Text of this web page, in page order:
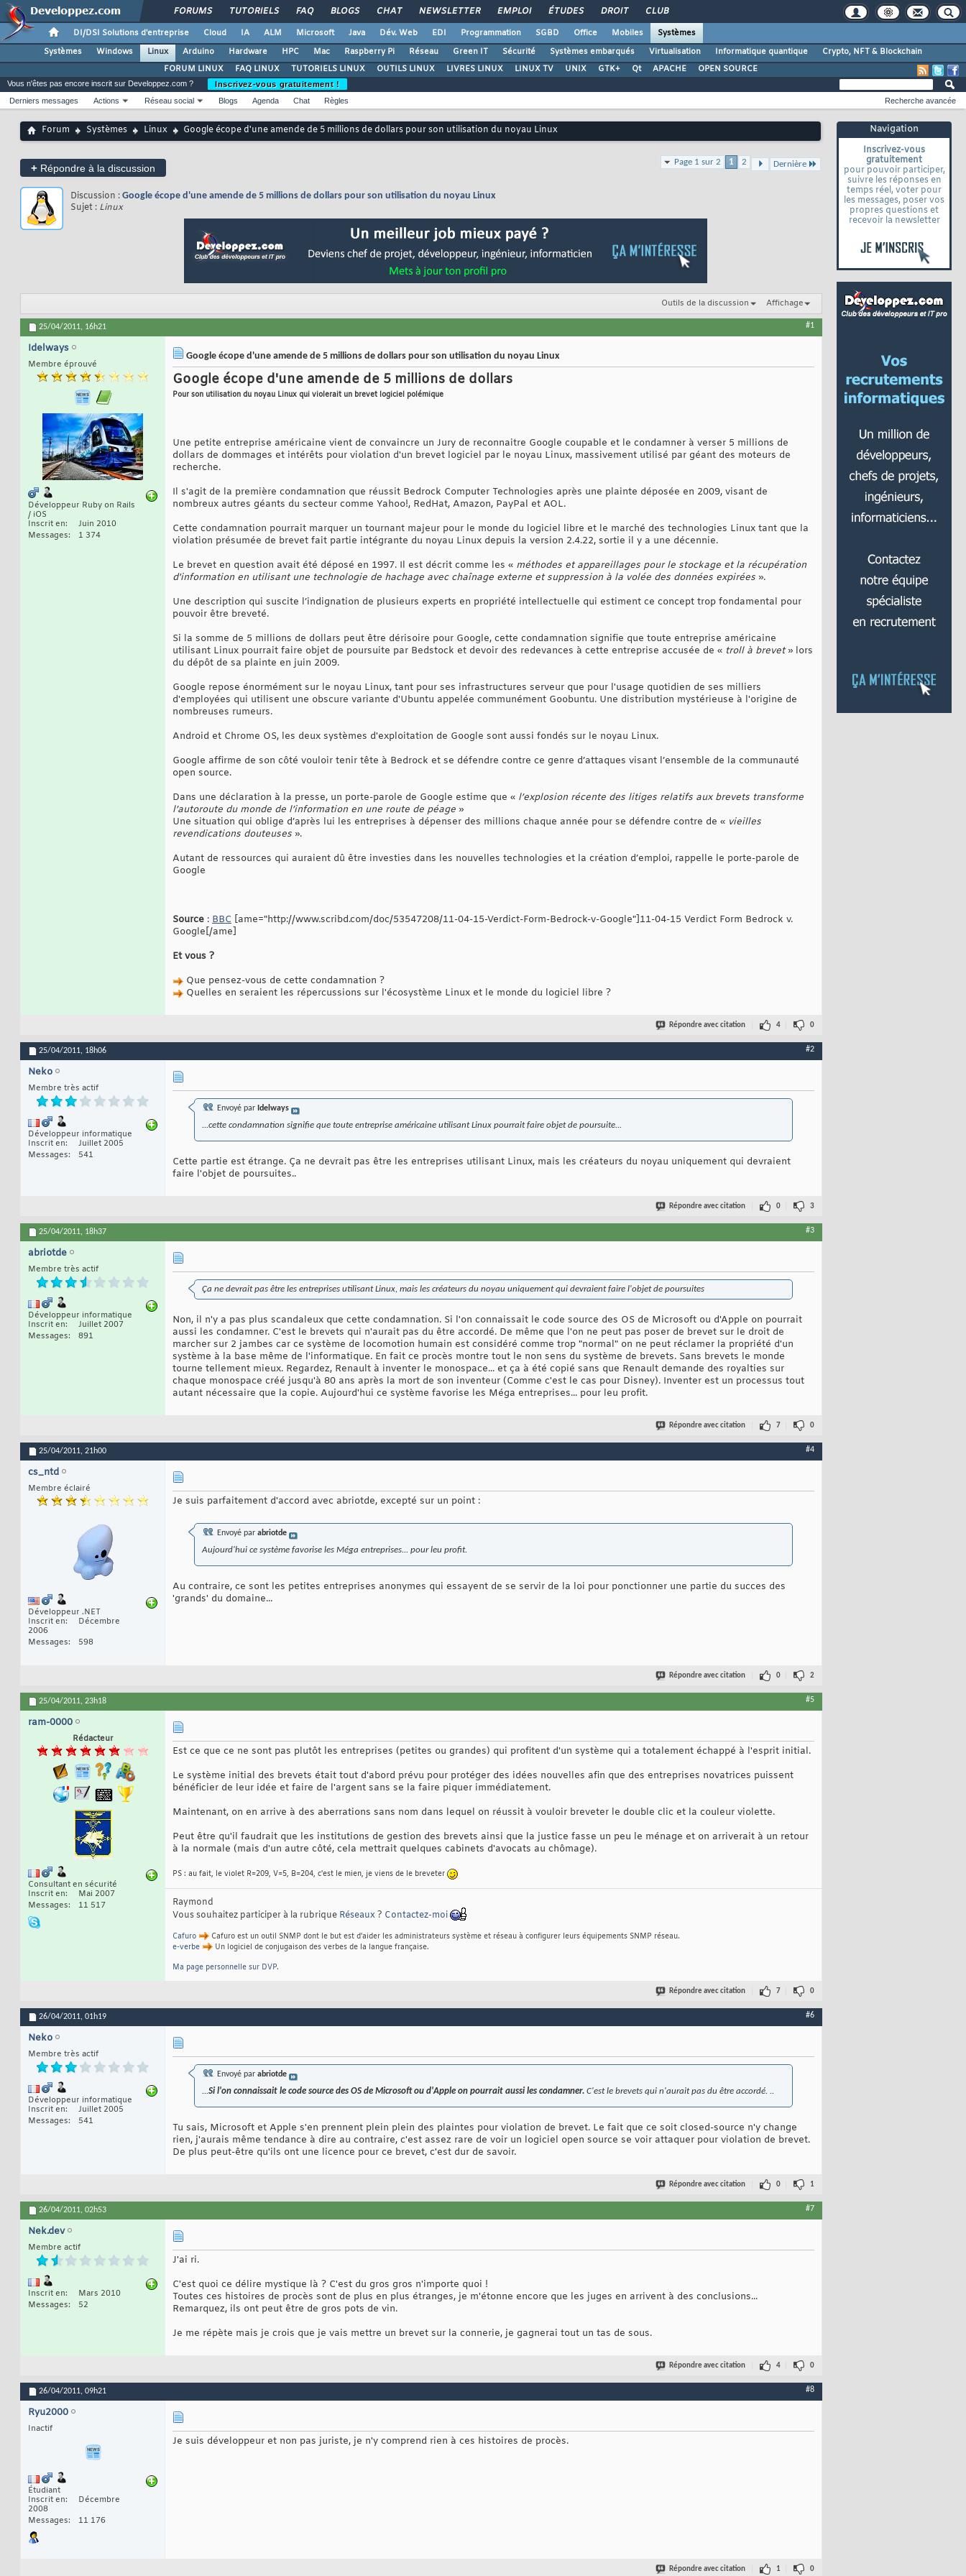
FORUMS TUTORIELS FAQ BLOGS CHAT NEWSLETTER EMPLOI ÉTUDES DROIT CLUB
DI/DSI Solutions d'entreprise Cloud IA ALM Microsoft Java Dév. Web EDI Programmation SGBD Office Mobiles
Systèmes
Systèmes
Windows Linux Arduino Hardware HPC Mac Raspberry Pi Réseau Green IT Sécurité Systèmes embarqués Virtualisation Informatique quantique
Crypto, NFT & Blockchain
FORUM LINUX
FAQ LINUX TUTORIELS LINUX OUTILS LINUX LIVRES LINUX LINUX TV UNIX GTK+ Qt APACHE OPEN SOURCE
Navigation
Inscrivez-vous
gratuitement
pour pouvoir participer,
suivre les réponses en
temps réel, voter pour
les messages, poser vos
propres questions et
recevoir la newsletter
Vous n'êtes pas encore inscrit sur Developpez.com ?
Inscrivez-vous gratuitement !
Derniers messages
Actions Réseau social Blogs Agenda Chat Règles Recherche avancée
Forum Systèmes Linux Google écope d'une amende de 5 millions de dollars pour son utilisation du noyau Linux
+ Répondre à la discussion
Page 1 sur 2 1 2 Dernière
Discussion : Google écope d'une amende de 5 millions de dollars pour son utilisation du noyau Linux
Sujet : Linux
Outils de la discussion Affichage
25/04/2011, 16h21 #1
Idelways
Membre éprouvé
Développeur Ruby on Rails
/ iOS
Inscrit en
Juin 2010
Messages
1 374
Google écope d'une amende de 5 millions de dollars pour son utilisation du noyau Linux
Google écope d'une amende de 5 millions de dollars
Pour son utilisation du noyau Linux qui violerait un brevet logiciel polémique
Une petite entreprise américaine vient de convaincre un Jury de reconnaitre Google coupable et le condamner à verser 5 millions de
dollars de dommages et intérêts pour violation d'un brevet logiciel par le noyau Linux, massivement utilisé par géant des moteurs de
recherche.
Il s'agit de la première condamnation que réussit Bedrock Computer Technologies après une plainte déposée en 2009, visant de
nombreux autres géants du secteur comme Yahoo!, RedHat, Amazon, PayPal et AOL.
Cette condamnation pourrait marquer un tournant majeur pour le monde du logiciel libre et le marché des technologies Linux tant que la
violation présumée de brevet fait partie intégrante du noyau Linux depuis la version 2.4.22, sortie il y a une décennie.
Le brevet en question avait été déposé en 1997. Il est décrit comme les « méthodes et appareillages pour le stockage et la récupération
d'information en utilisant une technologie de hachage avec chaînage externe et suppression à la volée des données expirées ».
Une description qui suscite l’indignation de plusieurs experts en propriété intellectuelle qui estiment ce concept trop fondamental pour
pouvoir être breveté.
Si la somme de 5 millions de dollars peut être dérisoire pour Google, cette condamnation signifie que toute entreprise américaine
utilisant Linux pourrait faire objet de poursuite par Bedstock et devoir des redevances à cette entreprise accusée de « troll à brevet» lors
du dépôt de sa plainte en juin 2009.
Google repose énormément sur le noyau Linux, tant pour ses infrastructures serveur que pour l'usage quotidien de ses milliers
d'employées qui utilisent une obscure variante d'Ubuntu appelée communément Goobuntu. Une distribution mystérieuse à l'origine de
nombreuses rumeurs.
Android et Chrome OS, les deux systèmes d'exploitation de Google sont aussi fondés sur le noyau Linux.
Google affirme de son côté vouloir tenir tête à Bedrock et se défendre contre ce genre d’attaques visant l’ensemble de la communauté
open source.
Dans une déclaration à la presse, un porte-parole de Google estime que « l’explosion récente des litiges relatifs aux brevets transforme
l’autoroute du monde de l’information en une route de péage »
Une situation qui oblige d’après lui les entreprises à dépenser des millions chaque année pour se défendre contre de « vieilles
revendications douteuses ».
Autant de ressources qui auraient dû être investies dans les nouvelles technologies et la création d’emploi, rappelle le porte-parole de
Google
Source : BBC [ame="http://www.scribd.com/doc/53547208/11-04-15-Verdict-Form-Bedrock-v-Google"]11-04-15 Verdict Form Bedrock v.
Google[/ame]
Et vous ?
Que pensez-vous de cette condamnation ?
Quelles en seraient les répercussions sur l'écosystème Linux et le monde du logiciel libre ?
Répondre avec citation 4 0
25/04/2011, 18h06 #2
Neko
Membre très actif
Développeur informatique
Inscrit en
Juillet 2005
Messages
541
Envoyé par Idelways
...cette condamnation signifie que toute entreprise américaine utilisant Linux pourrait faire objet de poursuite...
Cette partie est étrange. Ça ne devrait pas être les entreprises utilisant Linux, mais les créateurs du noyau uniquement qui devraient
faire l'objet de poursuites..
Répondre avec citation 0 3
25/04/2011, 18h37 #3
abriotde
Membre très actif
Développeur informatique
Inscrit en
Juillet 2007
Messages
891
Ça ne devrait pas être les entreprises utilisant Linux, mais les créateurs du noyau uniquement qui devraient faire l'objet de poursuites
Non, il n'y a pas plus scandaleux que cette condamnation. Si l'on connaissait le code source des OS de Microsoft ou d'Apple on pourrait
aussi les condamner. C'est le brevets qui n'aurait pas du être accordé. De même que l'on ne peut pas poser de brevet sur le droit de
marcher sur 2 jambes car ce système de locomotion humain est considéré comme trop "normal" on ne peut réclamer la propriété d'un
système à la base même de l'informatique. En fait ce procès montre tout le non sens du système de brevets. Sans brevets le monde
tourne tellement mieux. Regardez, Renault à inventer le monospace... et ça à été copié sans que Renault demande des royalties sur
chaque monospace créé jusqu'à 80 ans après la mort de son inventeur (Comme c'est le cas pour Disney). Inventer est un processus tout
autant nécessaire que la copie. Aujourd'hui ce système favorise les Méga entreprises... pour leu profit.
Répondre avec citation 7 0
25/04/2011, 21h00 #4
cs_ntd
Membre éclairé
Développeur .NET
Inscrit en
Décembre
2006
Messages
598
Je suis parfaitement d'accord avec abriotde, excepté sur un point :
Envoyé par abriotde
Aujourd'hui ce système favorise les Méga entreprises... pour leu profit.
Au contraire, ce sont les petites entreprises anonymes qui essayent de se servir de la loi pour ponctionner une partie du succes des
'grands' du domaine...
Répondre avec citation 0 2
25/04/2011, 23h18 #5
ram-0000
Rédacteur
Consultant en sécurité
Inscrit en
Mai 2007
Messages
11 517
Est ce que ce ne sont pas plutôt les entreprises (petites ou grandes) qui profitent d'un système qui a totalement échappé à l'esprit initial.
Le système initial des brevets était tout d'abord prévu pour protéger des idées nouvelles afin que des entreprises novatrices puissent
bénéficier de leur idée et faire de l'argent sans se la faire piquer immédiatement.
Maintenant, on en arrive à des aberrations sans nom dans lequel on réussit à vouloir breveter le double clic et la couleur violette.
Peut être qu'il faudrait que les institutions de gestion des brevets ainsi que la justice fasse un peu le ménage et on arriverait à un retour
à la normale (mais d'un autre côté, cela mettrait quelques cabinets d'avocats au chômage).
PS : au fait, le violet R=209, V=5, B=204, c'est le mien, je viens de le breveter
Raymond
Vous souhaitez participer à la rubrique Réseaux? Contactez-moi
Cafuro
Cafuro est un outil SNMP dont le but est d'aider les administrateurs système et réseau à configurer leurs équipements SNMP réseau.
e-verbe
Un logiciel de conjugaison des verbes de la langue française.
Ma page personnelle sur DVP.
Répondre avec citation 7 0
26/04/2011, 01h19 #6
Neko
Membre très actif
Développeur informatique
Inscrit en
Juillet 2005
Messages
541
Envoyé par abriotde
...Si l'on connaissait le code source des OS de Microsoft ou d'Apple on pourrait aussi les condamner. C'est le brevets qui n'aurait pas du être accordé. ..
Tu sais, Microsoft et Apple s'en prennent plein plein des plaintes pour violation de brevet. Le fait que ce soit closed-source n'y change
rien, j'aurais même tendance à dire au contraire, c'est assez rare de voir un logiciel open source se voir attaquer pour violation de brevet.
De plus peut-être qu'ils ont une licence pour ce brevet, c'est dur de savoir.
Répondre avec citation 0 1
26/04/2011, 02h53 #7
Nek.dev
Membre actif
Inscrit en
Mars 2010
Messages
52
J'ai ri.
C'est quoi ce délire mystique là ? C'est du gros gros n'importe quoi !
Toutes ces histoires de procès sont de plus en plus étranges, je m'étonne encore que les juges en arrivent à des conclusions...
Remarquez, ils ont peut être de gros pots de vin.
Je me répète mais je crois que je vais mettre un brevet sur la connerie, je gagnerai tout un tas de sous.
Répondre avec citation 4 0
26/04/2011, 09h21 #8
Ryu2000
Inactif
Étudiant
Inscrit en
Décembre
2008
Messages
11 176
Je suis développeur et non pas juriste, je n'y comprend rien à ces histoires de procès.
Répondre avec citation 1 0